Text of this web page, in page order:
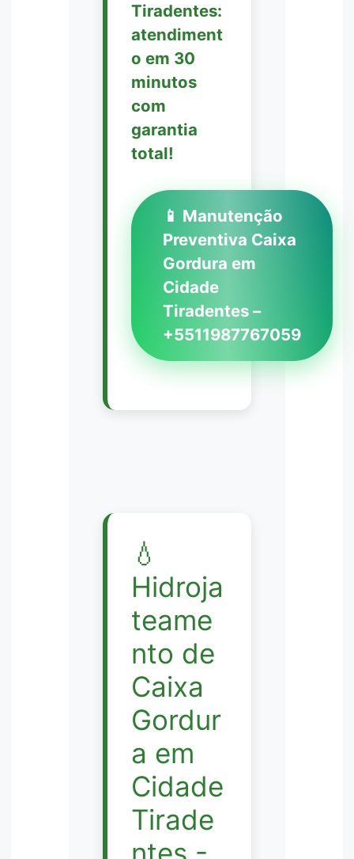
Tiradentes:
atendiment
o em 30
minutos
com
garantia
total!
📱 Manutenção
Preventiva Caixa
Gordura em
Cidade
Tiradentes –
+5511987767059
💧
Hidroja
teame
nto de
Caixa
Gordur
a em
Cidade
Tirade